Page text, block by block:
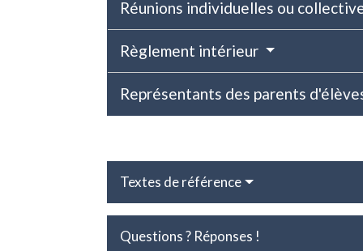
Réunions individuelles ou
Règlement intérieur
Représentants des parents
Textes de référence
Questions ? Réponses !